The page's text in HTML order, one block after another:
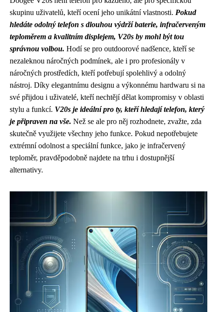
skupinu uživatelů, kteří ocení jeho unikátní vlastnosti. Pokud
hledáte odolný telefon s dlouhou výdrží baterie, infračerveným
teploměrem a kvalitním displejem, V20s by mohl být tou
správnou volbou. Hodí se pro outdoorové nadšence, kteří se
nezaleknou náročných podmínek, ale i pro profesionály v
náročných prostředích, kteří potřebují spolehlivý a odolný
nástroj. Díky elegantnímu designu a výkonnému hardwaru si na
své přijdou i uživatelé, kteří nechtějí dělat kompromisy v oblasti
stylu a funkcí. V20s je ideální pro ty, kteří hledají telefon, který
je připraven na vše. Než se ale pro něj rozhodnete, zvažte, zda
skutečně využijete všechny jeho funkce. Pokud nepotřebujete
extrémní odolnost a speciální funkce, jako je infračervený
teploměr, pravděpodobně najdete na trhu i dostupnější
alternativy.